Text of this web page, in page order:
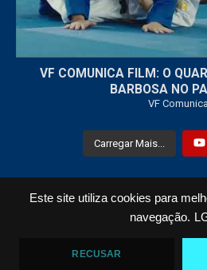
Este site utiliza cookies para
navegação.
RECUSAR
VF COMUNICA FILM: O
BARBOSA NO
VF Comunica
Carregar Mais...
Fotos